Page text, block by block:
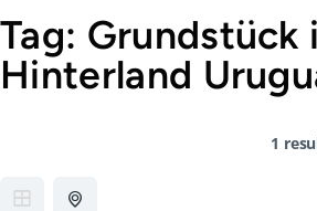
Tag: Grundstück
Hinterland
1